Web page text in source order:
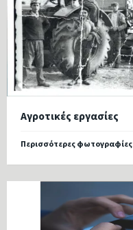
Αγροτικές εργασίες
Περισσότερες φωτογραφίες